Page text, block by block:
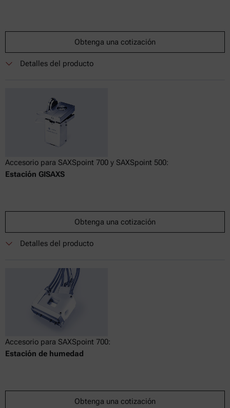
Obtenga una cotización
Detalles del producto
Accesorio para SAXSpoint 700 y SAXSpoint 500:
Estación GISAXS
Obtenga una cotización
Detalles del producto
Accesorio para SAXSpoint 700:
Estación de humedad
Obtenga una cotización